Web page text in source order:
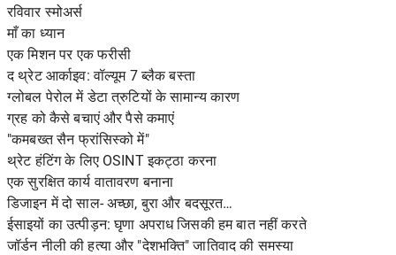
रविवार स्मोअर्स
माँ का ध्यान
एक मिशन पर एक फरीसी
द थ्रेट आर्काइव: वॉल्यूम 7 ब्लैक बस्ता
ग्लोबल पेरोल में डेटा त्रुटियों के सामान्य कारण
ग्रह को कैसे बचाएं और पैसे कमाएं
"कमबख्त सैन फ्रांसिस्को में"
थ्रेट हंटिंग के लिए OSINT इकट्ठा करना
एक सुरक्षित कार्य वातावरण बनाना
डिजाइन में दो साल- अच्छा, बुरा और बदसूरत…
ईसाइयों का उत्पीड़न: घृणा अपराध जिसकी हम बात नहीं करते
जॉर्डन नीली की हत्या और "देशभक्ति" जातिवाद की समस्या